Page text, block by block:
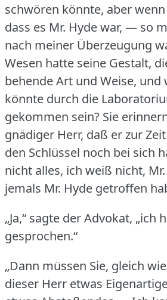
schwören könnte, aber
dass es Mr. Hyde war, — so
nach meiner Überzeugung
Wesen hatte seine Gestalt,
behende Art und Weise, und
könnte durch die
gekommen sein? Sie
gnädiger Herr, daß er zur
den Schlüssel noch bei sich
nicht alles, ich weiß nicht,
jemals Mr. Hyde getroffen
„Ja,“ sagte der Advokat, „ich
gesprochen.“
„Dann müssen Sie, gleich
dieser Herr etwas